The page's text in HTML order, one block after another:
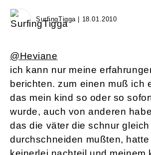
SurfingTigga | 18.01.2010
@Heviane
ich kann nur meine
berichten. zum einen muß ich
das mein kind so oder so
wurde, auch von anderen
das die väter die schnur gleich
durchschneiden mußten, hatte